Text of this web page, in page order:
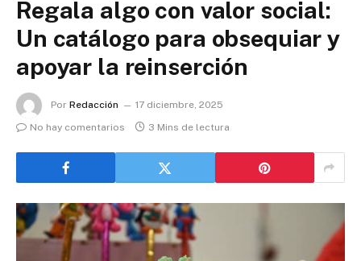
Regala algo con valor social:
Un catálogo para obsequiar y
apoyar la reinserción
Por Redacción
17 diciembre, 2025
No hay comentarios
3 Mins de lectura